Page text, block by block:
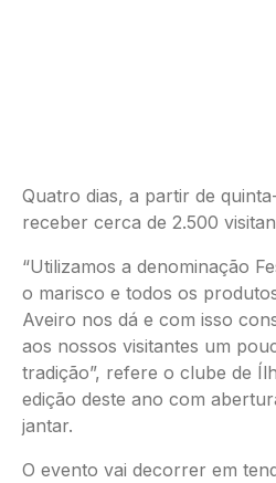
Quatro dias, a partir de
receber cerca de 2.500
“Utilizamos a denominação
o marisco e todos os
Aveiro nos dá e com isso
aos nossos visitantes um
tradição”, refere o clube de
edição deste ano com
jantar.
O evento vai decorrer em